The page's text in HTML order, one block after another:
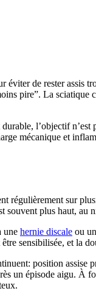
de rester assis
pire”. La
l’objectif
mécanique et
sur
souvent plus haut, au
une hernie discale ou
sensibilisée, et la
position assise
un épisode aigu. À